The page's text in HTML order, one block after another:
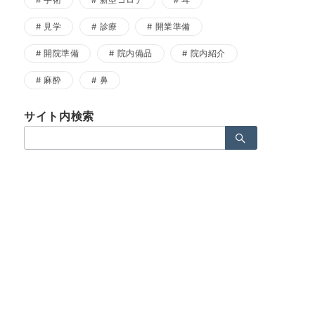
見学 診療 開業準備
開院準備 院内備品 院内紹介
麻酔 鼻
サイト内検索
索：